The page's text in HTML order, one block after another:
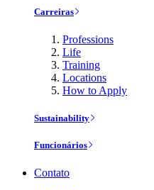
Carreiras
Professions
Life
Training
Locations
How to Apply
Sustainability
Funcionários
Contato